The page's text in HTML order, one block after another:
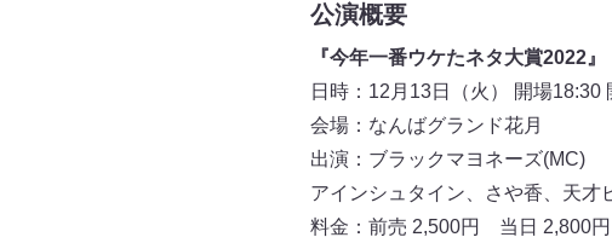
公演概要
『今年一番ウケたネタ大賞2022』
日時：12月13日（火） 開場18:30
会場：なんばグランド花月
出演：ブラックマヨネーズ(MC)
アインシュタイン、さや香、天才
料金：前売 2,500円 当日 2,800円